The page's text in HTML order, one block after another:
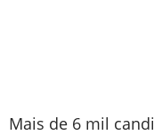
Mais de 6 mil